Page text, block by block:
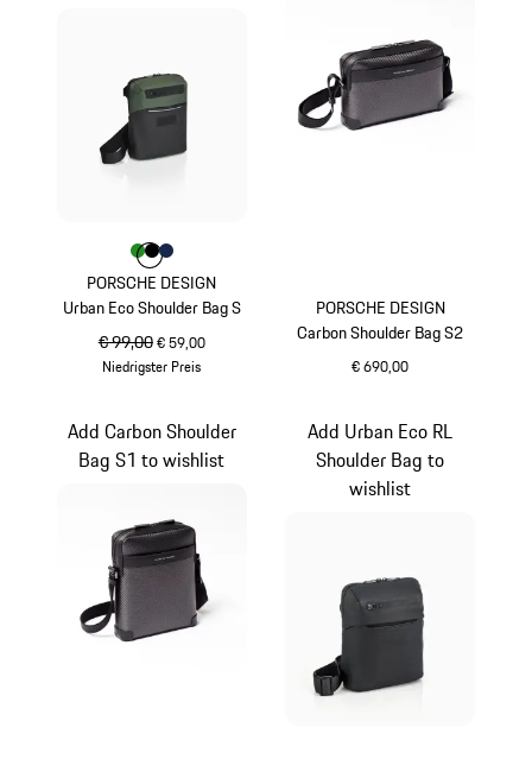
PORSCHE DESIGN
Urban Eco Shoulder Bag S
ursprünglicher Preis
€ 99,00Verkaufspreis
€ 59,00
Niedrigster Preis
Farbe
Farbe
FarbeFarbe
PORSCHE DESIGN
Carbon Shoulder Bag S2
€ 690,00
Add Carbon Shoulder
Bag S1 to wishlist
Add Urban Eco RL
Shoulder Bag to
wishlist